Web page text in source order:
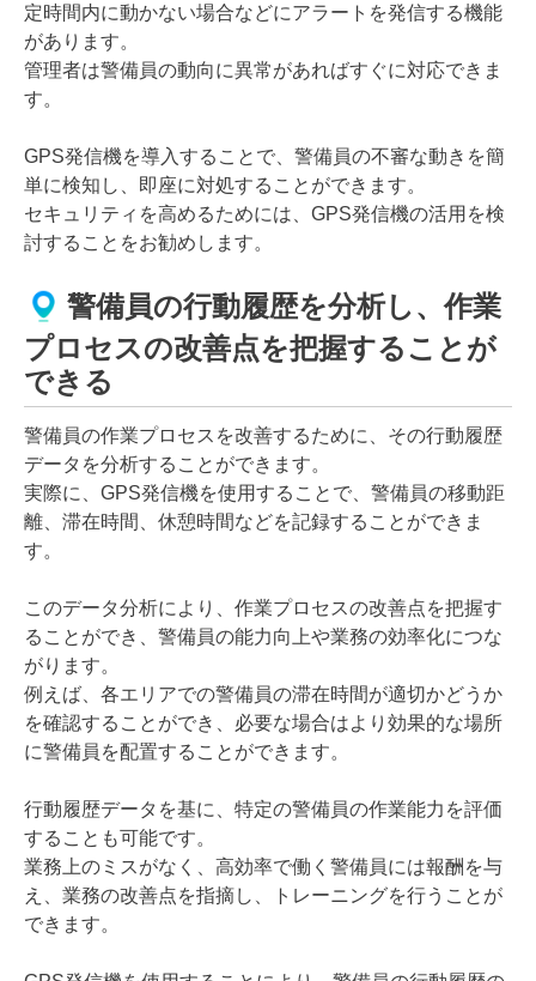
定時間内に動かない場合などにアラートを発信する機能
があります。
管理者は警備員の動向に異常があればすぐに対応できま
す。
GPS発信機を導入することで、警備員の不審な動きを簡
単に検知し、即座に対処することができます。
セキュリティを高めるためには、GPS発信機の活用を検
討することをお勧めします。
警備員の行動履歴を分析し、作業
プロセスの改善点を把握することが
できる
警備員の作業プロセスを改善するために、その行動履歴
データを分析することができます。
実際に、GPS発信機を使用することで、警備員の移動距
離、滞在時間、休憩時間などを記録することができま
す。
このデータ分析により、作業プロセスの改善点を把握す
ることができ、警備員の能力向上や業務の効率化につな
がります。
例えば、各エリアでの警備員の滞在時間が適切かどうか
を確認することができ、必要な場合はより効果的な場所
に警備員を配置することができます。
行動履歴データを基に、特定の警備員の作業能力を評価
することも可能です。
業務上のミスがなく、高効率で働く警備員には報酬を与
え、業務の改善点を指摘し、トレーニングを行うことが
できます。